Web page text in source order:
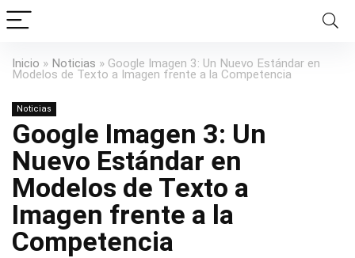
Inicio » Noticias » Google Imagen 3: Un Nuevo Estándar en
Modelos de Texto a Imagen frente a la Competencia
Noticias
Google Imagen 3: Un
Nuevo Estándar en
Modelos de Texto a
Imagen frente a la
Competencia